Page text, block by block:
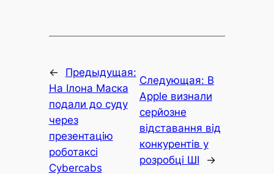
←
Предыдущая:
На Ілона Маска
подали до суду
через
презентацію
роботаксі
Cybercabs
Следующая: В
Apple визнали
серйозне
відставання від
конкурентів у
розробці ШІ
→